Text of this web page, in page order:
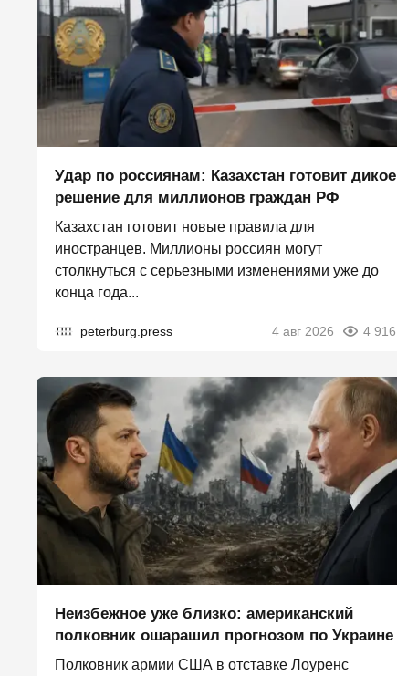
Удар по россиянам: Казахстан готовит дикое
решение для миллионов граждан РФ
Казахстан готовит новые правила для
иностранцев. Миллионы россиян могут
столкнуться с серьезными изменениями уже до
конца года...
peterburg.press 4 авг 2026 4 916
Неизбежное уже близко: американский
полковник ошарашил прогнозом по Украине
Полковник армии США в отставке Лоуренс